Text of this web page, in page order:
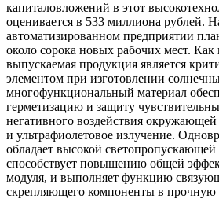
капиталовложений в этот
оценивается в 533 миллиона рублей.
автоматизированном предприятии
около сорока новых рабочих мест. Как
выпускаемая продукция является
элементом при изготовлении
многофункциональный материал
герметизацию и защиту
негативного воздействия
и ультрафиолетовое излучение.
обладает высокой
способствует повышению общей
модуля, и выполняет функцию
скрепляющего компоненты в прочную